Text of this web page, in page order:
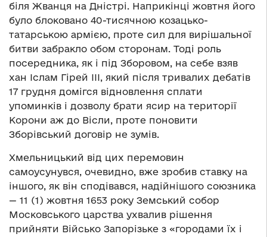
біля Жванця на Дністрі. Наприкінці жовтня його
було блоковано 40-тисячною козацько-
татарською армією, проте сил для вирішальної
битви забракло обом сторонам. Тоді роль
посередника, як і під Зборовом, на себе взяв
хан Іслам Гірей ІІІ, який після тривалих дебатів
17 грудня домігся відновлення сплати
упоминків і дозволу брати ясир на території
Корони аж до Вісли, проте поновити
Зборівський договір не зумів.
Хмельницький від цих перемовин
самоусунувся, очевидно, вже зробив ставку на
іншого, як він сподівався, надійнішого союзника
— 11 (1) жовтня 1653 року Земський собор
Московського царства ухвалив рішення
прийняти Військо Запорізьке з «городами їх і